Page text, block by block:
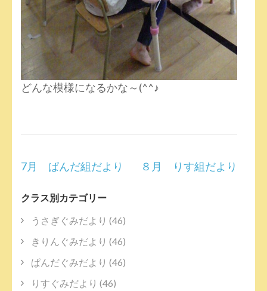
どんな模様になるかな～(^^♪
投
ナ
ビ
ゲ
ー
シ
ョ
ン
7月 ぱんだ組だより ８月 りす組だより
クラス別カテゴリー
うさぎぐみだより (46)
きりんぐみだより (46)
ぱんだぐみだより (46)
りすぐみだより (46)